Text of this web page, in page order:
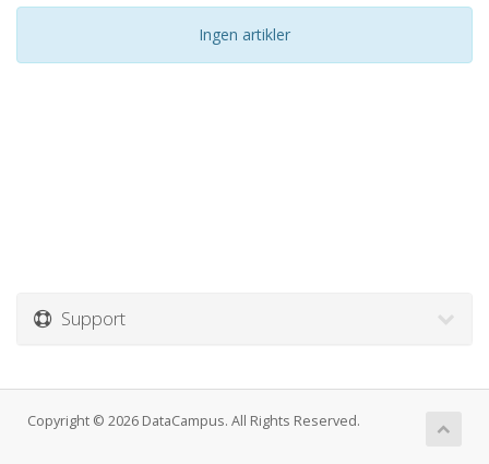
Ingen artikler
Support
Copyright © 2026 DataCampus. All Rights Reserved.